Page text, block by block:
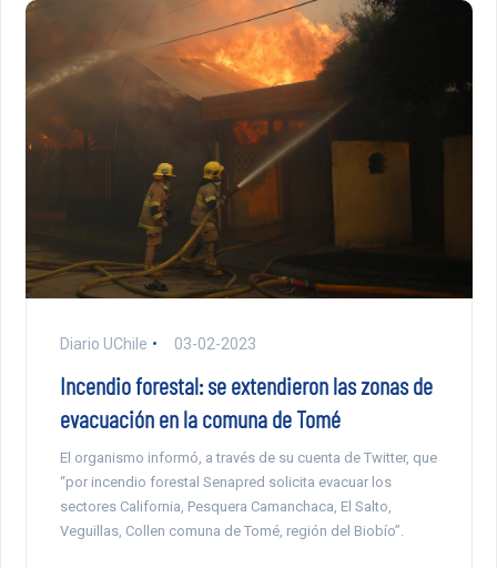
Diario UChile 03-02-2023
Incendio forestal: se extendieron las zonas de
evacuación en la comuna de Tomé
El organismo informó, a través de su cuenta de Twitter, que
“por incendio forestal Senapred solicita evacuar los
sectores California, Pesquera Camanchaca, El Salto,
Veguillas, Collen comuna de Tomé, región del Biobío”.